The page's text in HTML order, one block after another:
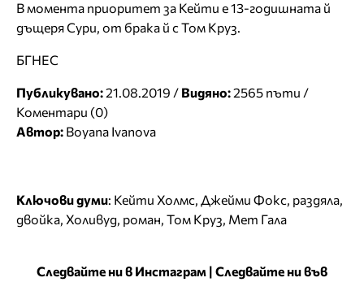
В момента приоритет за Кейти е 13-годишната й
дъщеря Сури, от брака й с Том Круз.
БГНЕС
Публикувано:21.08.2019 / Видяно:2565 пъти /
Коментари (0)
Автор: Boyana Ivanova
Ключови думи: Кейти Холмс, Джейми Фокс, раздяла,
двойка, Холивуд, роман, Том Круз, Мет Гала
Следвайте ни в Инстаграм | Следвайте ни във